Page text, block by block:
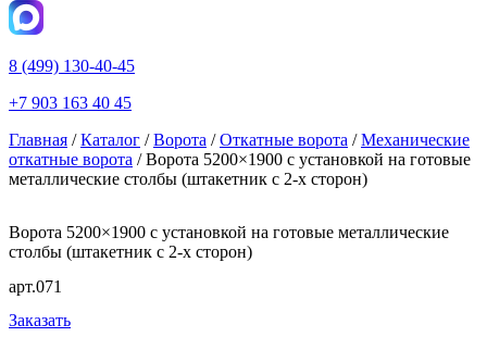
8 (499) 130-40-45
+7 903 163 40 45
Главная /Каталог /Ворота /Откатные ворота /Механические
откатные ворота / Ворота 5200×1900 с установкой на готовые
металлические столбы (штакетник с 2-х сторон)
Ворота 5200×1900 с установкой на готовые металлические
столбы (штакетник с 2-х сторон)
арт.071
Заказать